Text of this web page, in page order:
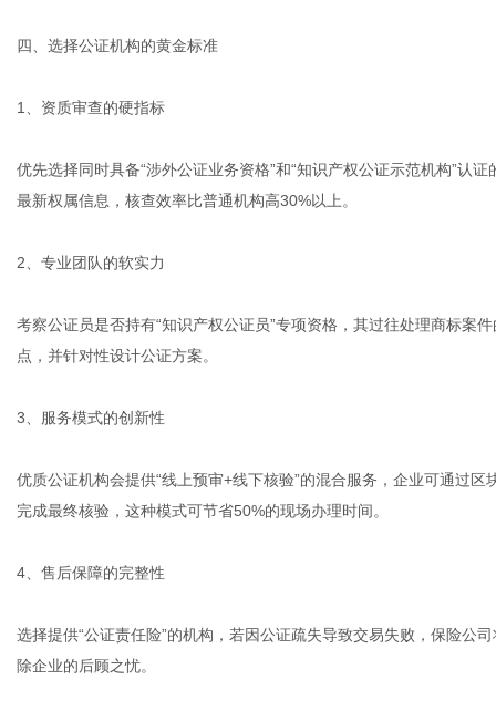
四、选择公证机构的黄金标准
1、资质审查的硬指标
优先选择同时具备“涉外公证业务资格”和“知识产权公证示范机构”认
最新权属信息，核查效率比普通机构高30%以上。
2、专业团队的软实力
考察公证员是否持有“知识产权公证员”专项资格，其过往处理商标案
点，并针对性设计公证方案。
3、服务模式的创新性
优质公证机构会提供“线上预审+线下核验”的混合服务，企业可通过
完成最终核验，这种模式可节省50%的现场办理时间。
4、售后保障的完整性
选择提供“公证责任险”的机构，若因公证疏失导致交易失败，保险公
除企业的后顾之忧。